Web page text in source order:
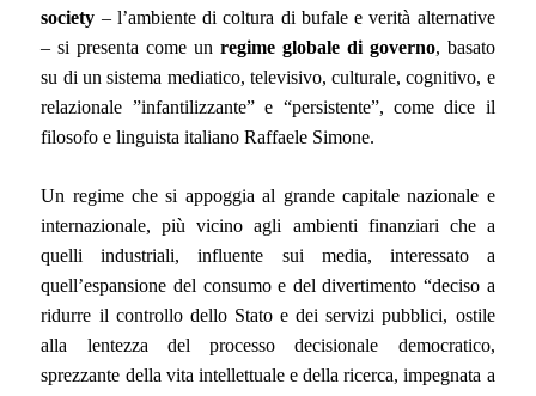
society – l’ambiente di coltura di bufale e verità alternative
– si presenta come un regime globale di governo, basato
su di un sistema mediatico, televisivo, culturale, cognitivo, e
relazionale ”infantilizzante” e “persistente”, come dice il
filosofo e linguista italiano Raffaele Simone.
Un regime che si appoggia al grande capitale nazionale e
internazionale, più vicino agli ambienti finanziari che a
quelli industriali, influente sui media, interessato a
quell’espansione del consumo e del divertimento “deciso a
ridurre il controllo dello Stato e dei servizi pubblici, ostile
alla lentezza del processo decisionale democratico,
sprezzante della vita intellettuale e della ricerca, impegnata a